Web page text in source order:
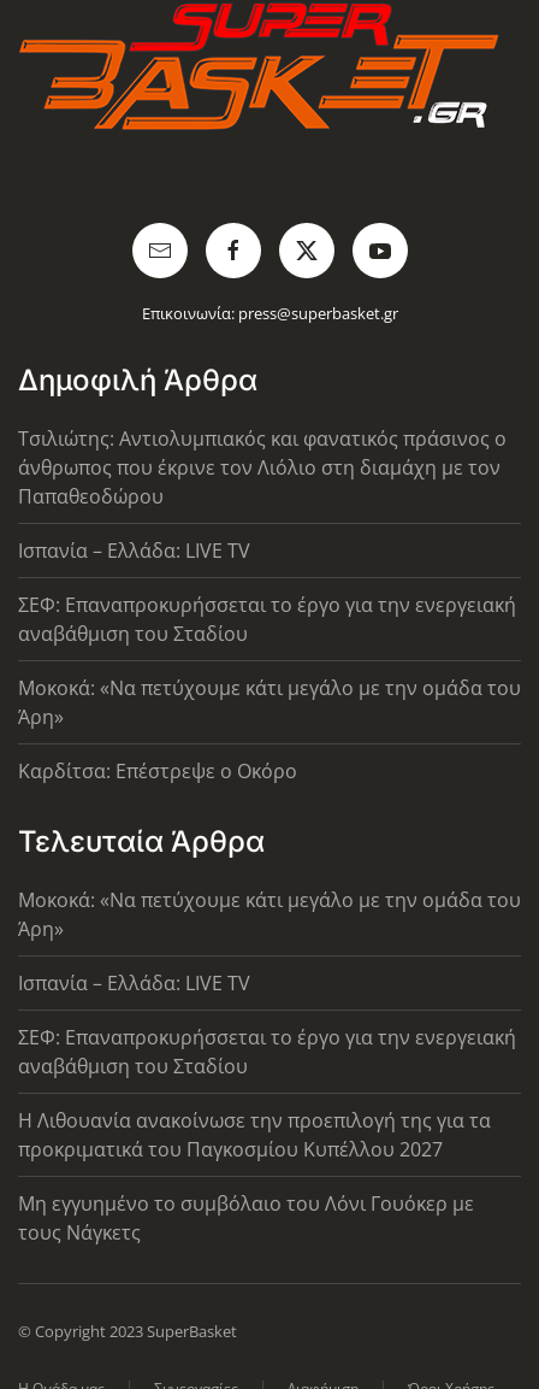
Επικοινωνία: press@superbasket.gr
Δημοφιλή Άρθρα
Τσιλιώτης: Αντιολυμπιακός και φανατικός πράσινος ο
άνθρωπος που έκρινε τον Λιόλιο στη διαμάχη με τον
Παπαθεοδώρου
Ισπανία – Ελλάδα: LIVE TV
ΣΕΦ: Επαναπροκυρήσσεται το έργο για την ενεργειακή
αναβάθμιση του Σταδίου
Μοκοκά: «Να πετύχουμε κάτι μεγάλο με την ομάδα του
Άρη»
Καρδίτσα: Επέστρεψε ο Οκόρο
Τελευταία Άρθρα
Μοκοκά: «Να πετύχουμε κάτι μεγάλο με την ομάδα του
Άρη»
Ισπανία – Ελλάδα: LIVE TV
ΣΕΦ: Επαναπροκυρήσσεται το έργο για την ενεργειακή
αναβάθμιση του Σταδίου
Η Λιθουανία ανακοίνωσε την προεπιλογή της για τα
προκριματικά του Παγκοσμίου Κυπέλλου 2027
Μη εγγυημένο το συμβόλαιο του Λόνι Γουόκερ με
τους Νάγκετς
© Copyright 2023 SuperBasket